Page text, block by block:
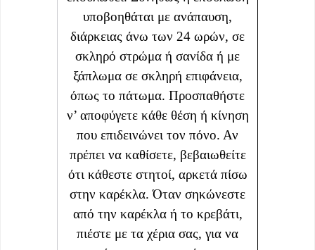
υποβοηθάται με ανάπαυση,
διάρκειας άνω των 24 ωρών, σε
σκληρό στρώμα ή σανίδα ή με
ξάπλωμα σε σκληρή επιφάνεια,
όπως το πάτωμα. Προσπαθήστε
ν’ αποφύγετε κάθε θέση ή κίνηση
που επιδεινώνει τον πόνο. Αν
πρέπει να καθίσετε, βεβαιωθείτε
ότι κάθεστε στητοί, αρκετά πίσω
στην καρέκλα. Όταν σηκώνεστε
από την καρέκλα ή το κρεβάτι,
πιέστε με τα χέρια σας, για να